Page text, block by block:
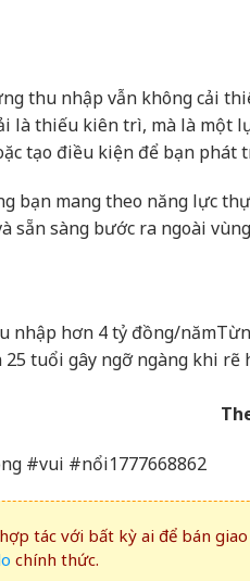
thu nhập vẫn không cải
là thiếu kiên trì, mà là một
tạo điều kiện để bạn phát
bạn mang theo năng lực
sẵn sàng bước ra ngoài
nhập hơn 4 tỷ đồng/năm
tuổi gây ngỡ ngàng khi rẽ
#vui #nổi1777668862
tác với bất kỳ ai để bán
chính thức.